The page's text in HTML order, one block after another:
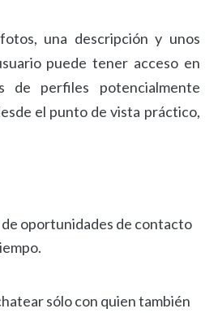
una descripción y unos
puede tener acceso en
de perfiles potencialmente
el punto de vista práctico,
oportunidades de contacto
sólo con quien también